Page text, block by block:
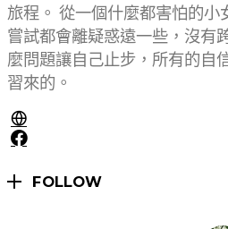
旅程。 從一個什麼都害怕的小
嘗試都會離疑惑遠一些，沒有
麼問題讓自己止步，所有的自
習來的。
FOLLOW